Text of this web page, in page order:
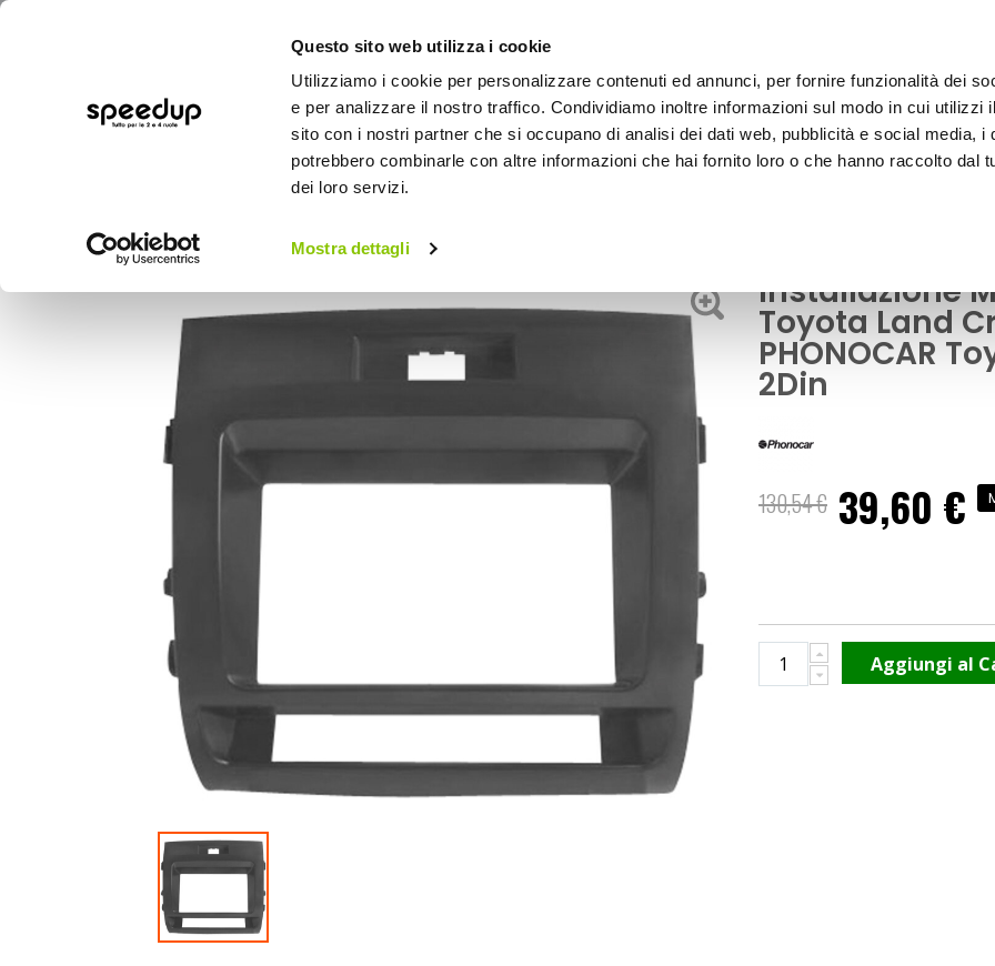
Questo sito web utilizza i cookie
Utilizziamo i cookie per personalizzare contenuti ed annunci, per fornire funzionalità dei
e per analizzare il nostro traffico. Condividiamo inoltre informazioni sul modo in cui utilizzi
sito con i nostri partner che si occupano di analisi dei dati web, pubblicità e social media, i
potrebbero combinarle con altre informazioni che hai fornito loro o che hanno raccolto dal
dei loro servizi.
Mostra dettagli
BICI OUTDOOR
Home
Installazione Mascherina 2 din Toyota Land Cruiser J200 - PHONOCAR Toyota Land Cruiser J200
Installazione
Toyota Land
PHONOCAR
2Din
130,54 € Prezzo
speciale
39,60 €
Aggiungi al